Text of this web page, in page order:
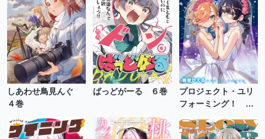
しあわせ鳥見んぐ
４巻
ばっどがーる ６巻
プロジェクト・ユリ
フォーミング！ ２